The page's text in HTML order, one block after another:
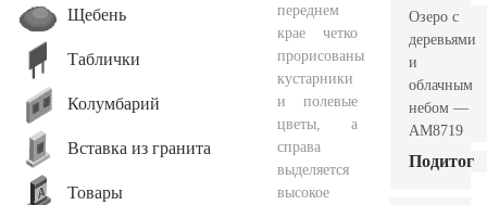
Щебень
Таблички
Колумбарий
Вставка из гранита
Товары
переднем
крае четко
прорисованы
кустарники
и полевые
цветы, а
справа
выделяется
высокое
Озеро с
деревьями
и
облачным
небом —
AM8719
Подитог